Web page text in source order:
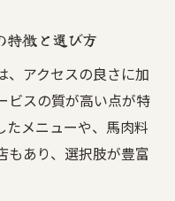
居酒屋活用術
上げる秘訣を解説
選ぶ居酒屋の工夫
活用した店選び術
酒屋利用のコツ
特徴と選び方
、アクセスの良さに加
ビスの質が高い点が特
たメニューや、馬肉料
もあり、選択肢が豊富